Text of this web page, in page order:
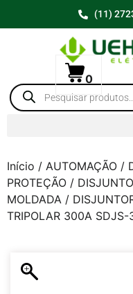
(11)
0
Início / AUTOMAÇÃO /
PROTEÇÃO /
MOLDADA /
TRIPOLAR 300A SDJS-